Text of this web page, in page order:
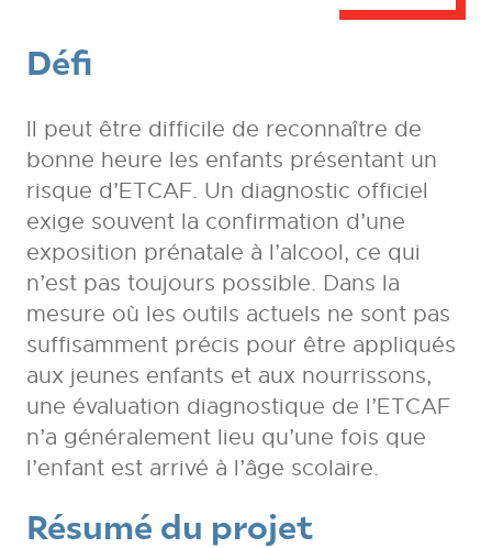
Défi
Il peut être difficile de reconnaître de
bonne heure les enfants présentant un
risque d’ETCAF. Un diagnostic officiel
exige souvent la confirmation d’une
exposition prénatale à l’alcool, ce qui
n’est pas toujours possible. Dans la
mesure où les outils actuels ne sont pas
suffisamment précis pour être appliqués
aux jeunes enfants et aux nourrissons,
une évaluation diagnostique de l’ETCAF
n’a généralement lieu qu’une fois que
l’enfant est arrivé à l’âge scolaire.
Résumé du projet